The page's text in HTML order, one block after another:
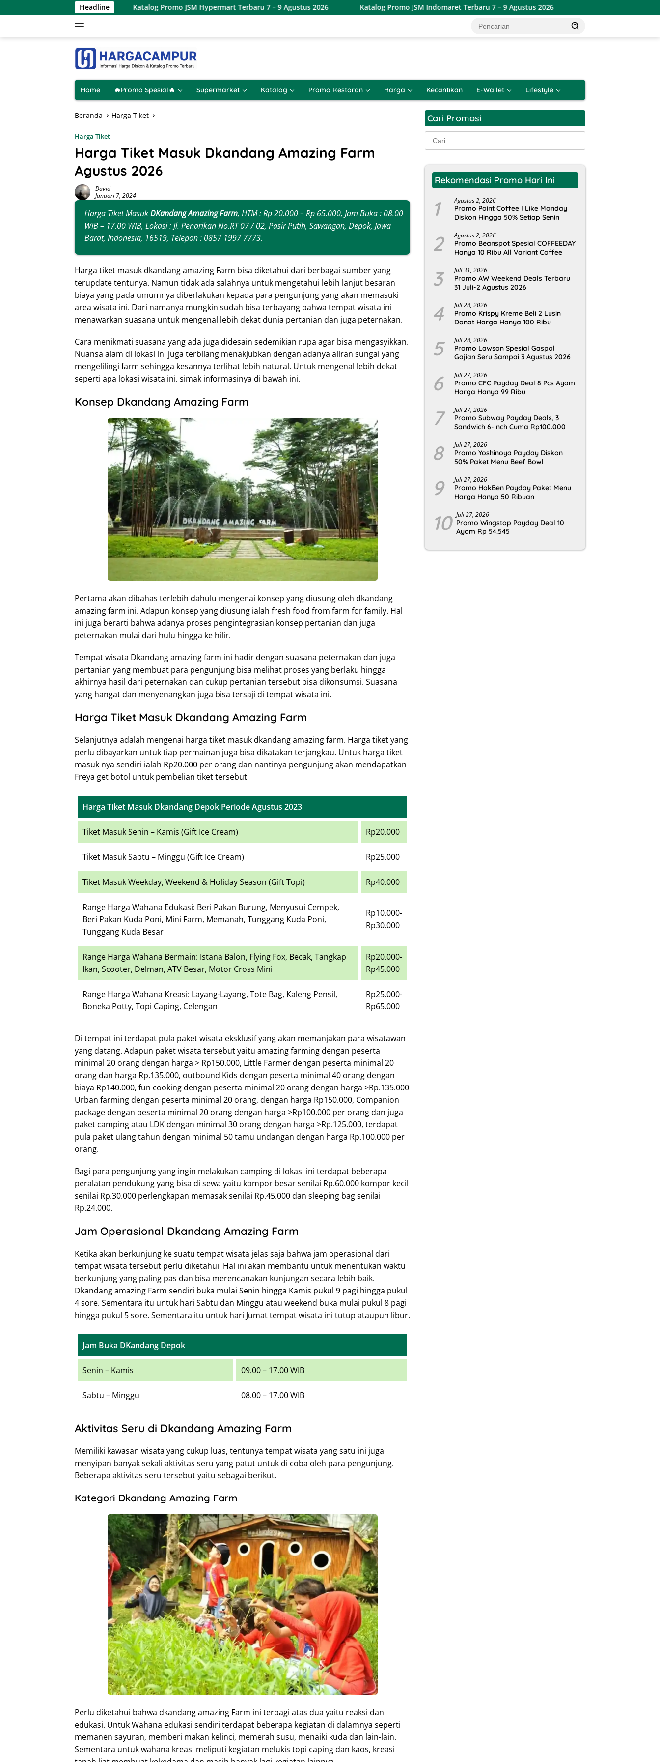
ke
Headline
Katalog Promo JSM Hypermart Terbaru 7 – 9 Agustus 2026 Katalog Promo JSM Indomaret Terbaru 7 – 9 Agustus 2026 Katalog Promo JSM Alfamart
Home 🔥Promo Spesial🔥 Supermarket Katalog Promo Restoran Harga Kecantikan E-Wallet Lifestyle
Beranda Harga Tiket
Harga Tiket
Harga Tiket Masuk Dkandang Amazing Farm
Agustus 2026
David
Januari 7, 2024
Harga Tiket MasukDKandang Amazing Farm, HTM : Rp 20.000 – Rp 65.000, Jam Buka : 08.00
WIB – 17.00 WIB, Lokasi : Jl. Penarikan No.RT 07 / 02, Pasir Putih, Sawangan, Depok, Jawa
Barat, Indonesia, 16519, Telepon : 0857 1997 7773.
Harga tiket masuk dkandang amazing Farm bisa diketahui dari berbagai sumber yang
terupdate tentunya. Namun tidak ada salahnya untuk mengetahui lebih lanjut besaran
biaya yang pada umumnya diberlakukan kepada para pengunjung yang akan memasuki
area wisata ini. Dari namanya mungkin sudah bisa terbayang bahwa tempat wisata ini
menawarkan suasana untuk mengenal lebih dekat dunia pertanian dan juga peternakan.
Cara menikmati suasana yang ada juga didesain sedemikian rupa agar bisa mengasyikkan.
Nuansa alam di lokasi ini juga terbilang menakjubkan dengan adanya aliran sungai yang
mengelilingi farm sehingga kesannya terlihat lebih natural. Untuk mengenal lebih dekat
seperti apa lokasi wisata ini, simak informasinya di bawah ini.
Konsep Dkandang Amazing Farm
Pertama akan dibahas terlebih dahulu mengenai konsep yang diusung oleh dkandang
amazing farm ini. Adapun konsep yang diusung ialah fresh food from farm for family. Hal
ini juga berarti bahwa adanya proses pengintegrasian konsep pertanian dan juga
peternakan mulai dari hulu hingga ke hilir.
Tempat wisata Dkandang amazing farm ini hadir dengan suasana peternakan dan juga
pertanian yang membuat para pengunjung bisa melihat proses yang berlaku hingga
akhirnya hasil dari peternakan dan cukup pertanian tersebut bisa dikonsumsi. Suasana
yang hangat dan menyenangkan juga bisa tersaji di tempat wisata ini.
Harga Tiket Masuk Dkandang Amazing Farm
Selanjutnya adalah mengenai harga tiket masuk dkandang amazing farm. Harga tiket yang
perlu dibayarkan untuk tiap permainan juga bisa dikatakan terjangkau. Untuk harga tiket
masuk nya sendiri ialah Rp20.000 per orang dan nantinya pengunjung akan mendapatkan
Freya get botol untuk pembelian tiket tersebut.
Harga Tiket Masuk Dkandang Depok Periode Agustus 2023
Tiket Masuk Senin – Kamis (Gift Ice Cream) Rp20.000
Tiket Masuk Sabtu – Minggu (Gift Ice Cream) Rp25.000
Tiket Masuk Weekday, Weekend & Holiday Season (Gift Topi) Rp40.000
Range Harga Wahana Edukasi: Beri Pakan Burung, Menyusui Cempek,
Beri Pakan Kuda Poni, Mini Farm, Memanah, Tunggang Kuda Poni,
Tunggang Kuda Besar
Rp10.000-
Rp30.000
Range Harga Wahana Bermain: Istana Balon, Flying Fox, Becak, Tangkap
Ikan, Scooter, Delman, ATV Besar, Motor Cross Mini
Rp20.000-
Rp45.000
Range Harga Wahana Kreasi: Layang-Layang, Tote Bag, Kaleng Pensil,
Boneka Potty, Topi Caping, Celengan
Rp25.000-
Rp65.000
Di tempat ini terdapat pula paket wisata eksklusif yang akan memanjakan para wisatawan
yang datang. Adapun paket wisata tersebut yaitu amazing farming dengan peserta
minimal 20 orang dengan harga > Rp150.000, Little Farmer dengan peserta minimal 20
orang dan harga Rp.135.000, outbound Kids dengan peserta minimal 40 orang dengan
biaya Rp140.000, fun cooking dengan peserta minimal 20 orang dengan harga >Rp.135.000
Urban farming dengan peserta minimal 20 orang, dengan harga Rp150.000, Companion
package dengan peserta minimal 20 orang dengan harga >Rp100.000 per orang dan juga
paket camping atau LDK dengan minimal 30 orang dengan harga >Rp.125.000, terdapat
pula paket ulang tahun dengan minimal 50 tamu undangan dengan harga Rp.100.000 per
orang.
Bagi para pengunjung yang ingin melakukan camping di lokasi ini terdapat beberapa
peralatan pendukung yang bisa di sewa yaitu kompor besar senilai Rp.60.000 kompor kecil
senilai Rp.30.000 perlengkapan memasak senilai Rp.45.000 dan sleeping bag senilai
Rp.24.000.
Jam Operasional Dkandang Amazing Farm
Ketika akan berkunjung ke suatu tempat wisata jelas saja bahwa jam operasional dari
tempat wisata tersebut perlu diketahui. Hal ini akan membantu untuk menentukan waktu
berkunjung yang paling pas dan bisa merencanakan kunjungan secara lebih baik.
Dkandang amazing Farm sendiri buka mulai Senin hingga Kamis pukul 9 pagi hingga pukul
4 sore. Sementara itu untuk hari Sabtu dan Minggu atau weekend buka mulai pukul 8 pagi
hingga pukul 5 sore. Sementara itu untuk hari Jumat tempat wisata ini tutup ataupun libur.
Jam Buka DKandang Depok
Senin – Kamis 09.00 – 17.00 WIB
Sabtu – Minggu 08.00 – 17.00 WIB
Aktivitas Seru di Dkandang Amazing Farm
Memiliki kawasan wisata yang cukup luas, tentunya tempat wisata yang satu ini juga
menyipan banyak sekali aktivitas seru yang patut untuk di coba oleh para pengunjung.
Beberapa aktivitas seru tersebut yaitu sebagai berikut.
Kategori Dkandang Amazing Farm
Perlu diketahui bahwa dkandang amazing Farm ini terbagi atas dua yaitu reaksi dan
edukasi. Untuk Wahana edukasi sendiri terdapat beberapa kegiatan di dalamnya seperti
memanen sayuran, memberi makan kelinci, memerah susu, menaiki kuda dan lain-lain.
Sementara untuk wahana kreasi meliputi kegiatan melukis topi caping dan kaos, kreasi
Cari Promosi
Cari
untuk:
Rekomendasi Promo Hari Ini
1 Agustus 2, 2026
Promo Point Coffee I Like Monday
Diskon Hingga 50% Setiap Senin
2 Agustus 2, 2026
Promo Beanspot Spesial COFFEEDAY
Hanya 10 Ribu All Variant Coffee
3 Juli 31, 2026
Promo AW Weekend Deals Terbaru
31 Juli-2 Agustus 2026
4 Juli 28, 2026
Promo Krispy Kreme Beli 2 Lusin
Donat Harga Hanya 100 Ribu
5 Juli 28, 2026
Promo Lawson Spesial Gaspol
Gajian Seru Sampai 3 Agustus 2026
6 Juli 27, 2026
Promo CFC Payday Deal 8 Pcs Ayam
Harga Hanya 99 Ribu
7 Juli 27, 2026
Promo Subway Payday Deals, 3
Sandwich 6-Inch Cuma Rp100.000
8 Juli 27, 2026
Promo Yoshinoya Payday Diskon
50% Paket Menu Beef Bowl
9 Juli 27, 2026
Promo HokBen Payday Paket Menu
Harga Hanya 50 Ribuan
10 Juli 27, 2026
Promo Wingstop Payday Deal 10
Ayam Rp 54.545